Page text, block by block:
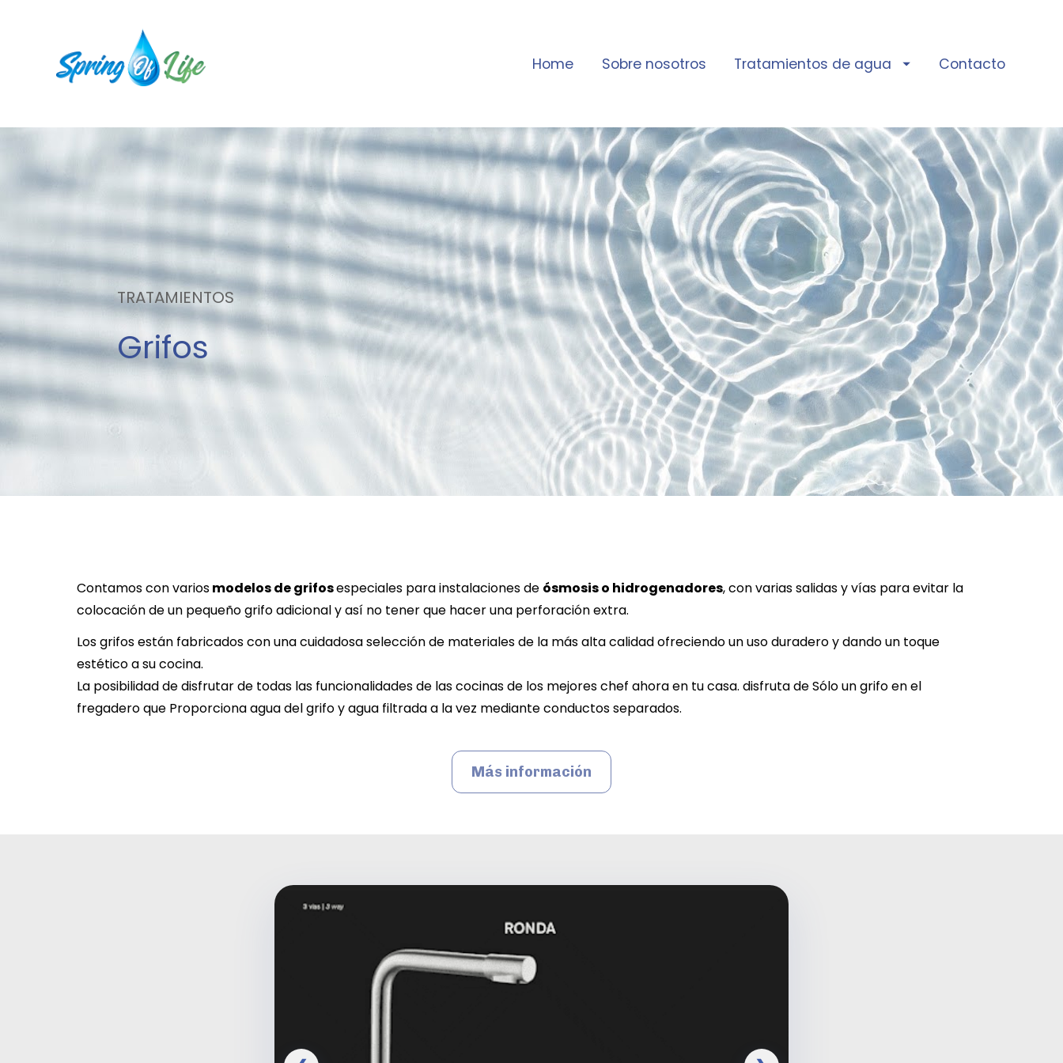
Home Sobre nosotros Tratamientos de agua Contacto
TRATAMIENTOS
Grifos
Contamos con varios modelos de grifos especiales para instalaciones de ósmosis o hidrogenadores, con varias salidas y vías para evitar la
colocación de un pequeño grifo adicional y así no tener que hacer una perforación extra.
Los grifos están fabricados con una cuidadosa selección de materiales de la más alta calidad ofreciendo un uso duradero y dando un toque
estético a su cocina.
La posibilidad de disfrutar de todas las funcionalidades de las cocinas de los mejores chef ahora en tu casa. disfruta de Sólo un grifo en el
fregadero que Proporciona agua del grifo y agua filtrada a la vez mediante conductos separados.
Más información